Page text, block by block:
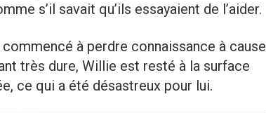
s’il savait qu’ils essayaient de l’aider.
à perdre connaissance à cause
très dure, Willie est resté à la surface
ce qui a été désastreux pour lui.